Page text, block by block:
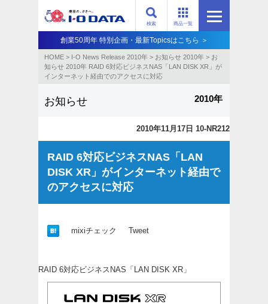
商品一覧
検索
創業50周年 特別企画・最新Topicsはこちら ＞
HOME > I-O News Release 2010年 > お知らせ 2010年 > お
知らせ 2010年 RAID 6対応ビジネスNAS「LAN DISK XR」が
インターネット経由でのアクセスに対応
お知らせ 2010年
2010年11月17日 10-NR212
RAID 6対応ビジネスNAS「LAN
DISK XR」がインターネット経由で
のアクセスに対応
mixiチェック Tweet
RAID 6対応ビジネスNAS「LAN DISK XR」